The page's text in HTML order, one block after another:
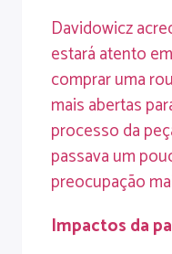
Davidowicz
estará atento
comprar uma
mais abertas
processo da
passava um
preocupação
Impactos da